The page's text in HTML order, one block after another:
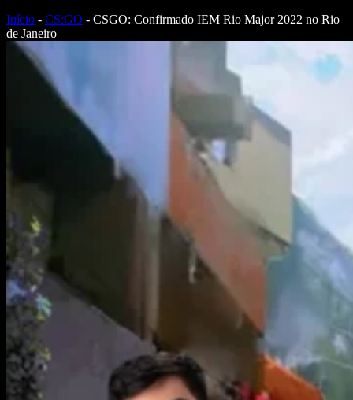
Início - CS:GO - CSGO: Confirmado IEM Rio Major 2022 no Rio
de Janeiro